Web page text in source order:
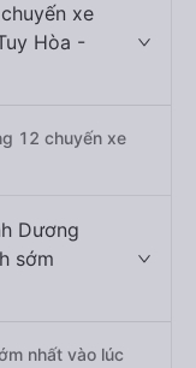
xe
Hòa -
12 chuyến xe
Dương
sớm
nhất vào lúc